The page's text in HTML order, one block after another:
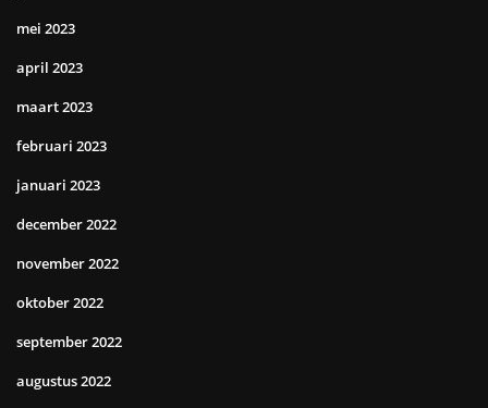
mei 2023
april 2023
maart 2023
februari 2023
januari 2023
december 2022
november 2022
oktober 2022
september 2022
augustus 2022